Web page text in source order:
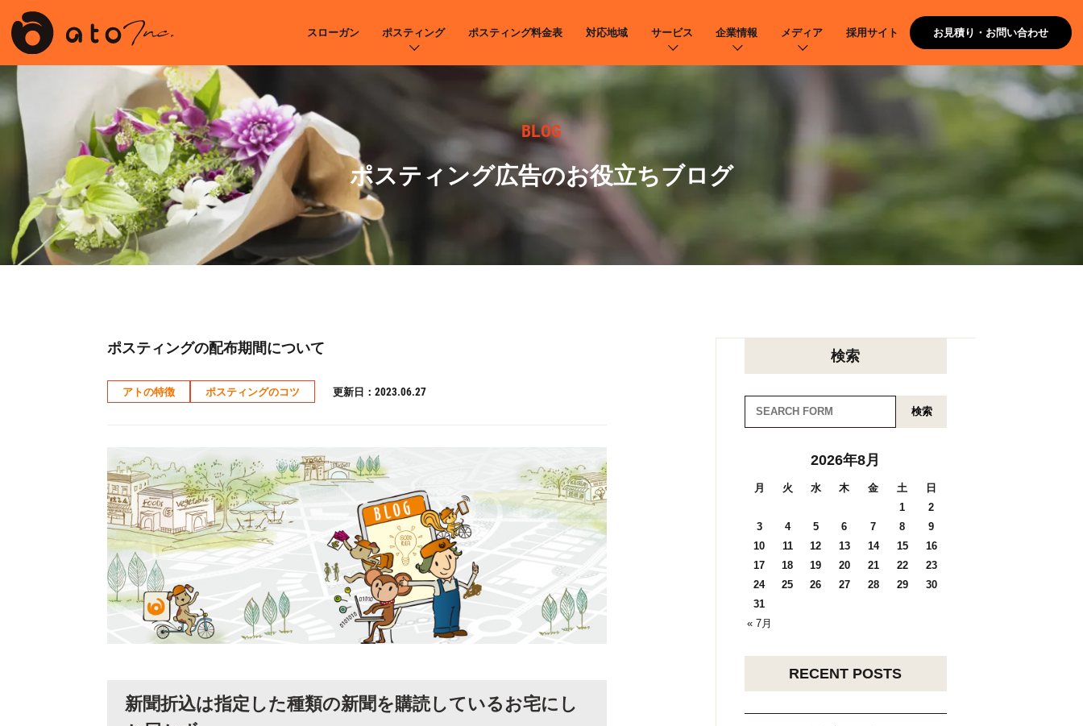
スローガン ポスティング ポスティング料金表 対応地域 サービス 企業情報 メディア 採用サイト お見積り・お問い合わせ
BLOG
ポスティング広告のお役立ちブログ
ポスティングの配布期間について
アトの特徴 ポスティングのコツ 更新日：2023.06.27
新聞折込は指定した種類の新聞を購読しているお宅にし
検索
検索
2026年8月
月 火 水 木 金 土 日
« 7月
1
2
3
4 5 6 7 8
9
10
11 12 13 14 15
16
17
18 19 20 21 22
23
24
25 26 27 28 29
30
31
RECENT POSTS